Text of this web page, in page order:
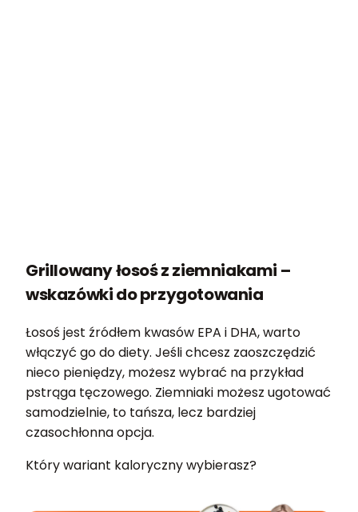
Grillowany łosoś z ziemniakami –
wskazówki do przygotowania
Łosoś jest źródłem kwasów EPA i DHA, warto
włączyć go do diety. Jeśli chcesz zaoszczędzić
nieco pieniędzy, możesz wybrać na przykład
pstrąga tęczowego. Ziemniaki możesz ugotować
samodzielnie, to tańsza, lecz bardziej
czasochłonna opcja.
Który wariant kaloryczny wybierasz?